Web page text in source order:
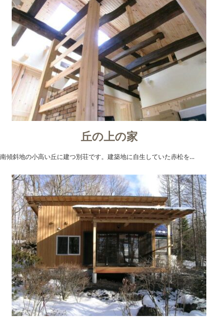
丘の上の家
南傾斜地の小高い丘に建つ別荘です。建築地に自生していた赤松を…